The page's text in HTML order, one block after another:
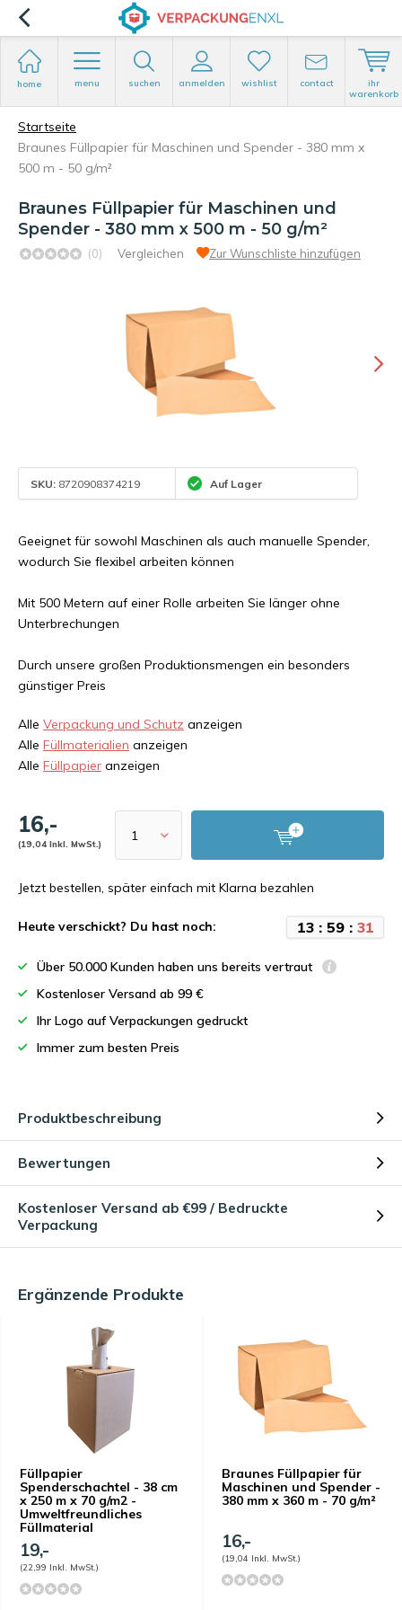
home menu suchen anmelden wishlist contact
ihr
warenkorb
Startseite
Braunes Füllpapier für Maschinen und Spender - 380 mm x
500 m - 50 g/m²
Braunes Füllpapier für Maschinen und
Spender - 380 mm x 500 m - 50 g/m²
(0) Vergleichen Zur Wunschliste hinzufügen
SKU: 8720908374219 Auf Lager
Geeignet für sowohl Maschinen als auch manuelle Spender,
wodurch Sie flexibel arbeiten können
Mit 500 Metern auf einer Rolle arbeiten Sie länger ohne
Unterbrechungen
Durch unsere großen Produktionsmengen ein besonders
günstiger Preis
Alle Verpackung und Schutz anzeigen
Alle Füllmaterialien anzeigen
Alle Füllpapier anzeigen
16,-
(19,04 Inkl. MwSt.)
Jetzt bestellen, später einfach mit Klarna bezahlen
Heute verschickt? Du hast noch: 13: 59: 31
Über 50.000 Kunden haben uns bereits vertraut
Kostenloser Versand ab 99 €
Ihr Logo auf Verpackungen gedruckt
Immer zum besten Preis
Produktbeschreibung
Bewertungen
Kostenloser Versand ab €99 / Bedruckte
Verpackung
Ergänzende Produkte
Füllpapier
Spenderschachtel - 38 cm
x 250 m x 70 g/m2 -
Umweltfreundliches
Füllmaterial
19,-
(22,99 Inkl. MwSt.)
Braunes Füllpapier für
Maschinen und Spender -
380 mm x 360 m - 70 g/m²
16,-
(19,04 Inkl. MwSt.)